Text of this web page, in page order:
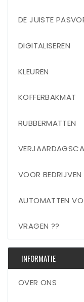
DE JUISTE
DIGITALISEREN
KLEUREN
KOFFERBAKMAT
RUBBERMATTEN
VOOR BEDRIJVEN
AUTOMATTEN
VRAGEN ??
INFORMATIE
OVER ONS